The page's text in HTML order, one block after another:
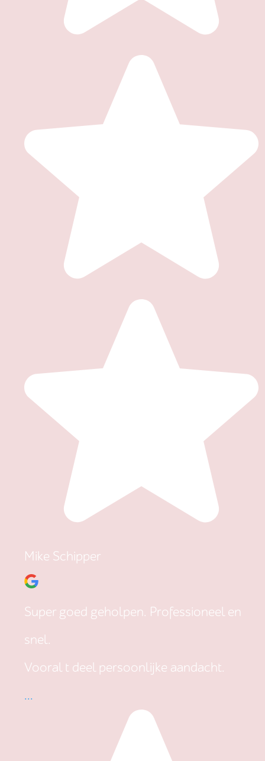
Mike Schipper
Super goed geholpen. Professioneel en
snel.
Vooral t deel persoonlijke aandacht.
...